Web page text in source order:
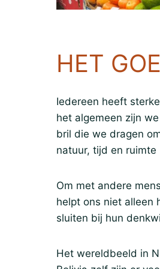
HET
Iedereen heeft
het algemeen zijn
bril die we dragen
natuur, tijd en
Om met andere
helpt ons niet alleen
sluiten bij hun
Het wereldbeeld in